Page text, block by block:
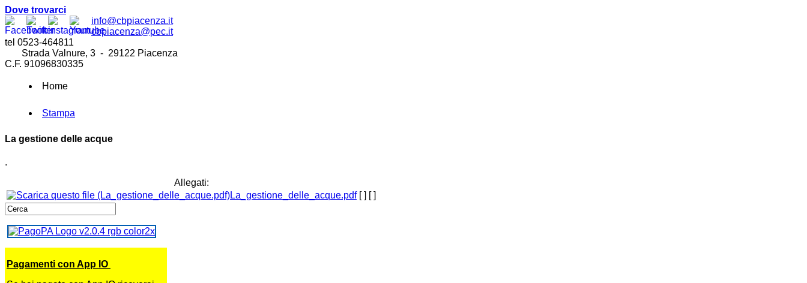
Dove trovarci
info@cbpiacenza.it
cbpiacenza@pec.it
tel 0523-464811
Strada Valnure, 3 - 29122 Piacenza
C.F. 91096830335
Home
Stampa
La gestione delle acque
.
Allegati:
La_gestione_delle_acque.pdf [ ] [ ]
Pagamenti con App IO